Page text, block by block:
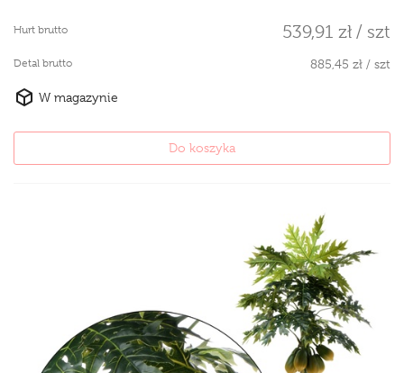
Hurt brutto 539,91 zł / szt
Detal brutto 885,45 zł / szt
W magazynie
Do koszyka